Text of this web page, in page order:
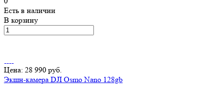
Есть в наличии
В корзину
Цена: 28 990 руб.
Экшн-камера DJI Osmo Nano 128gb